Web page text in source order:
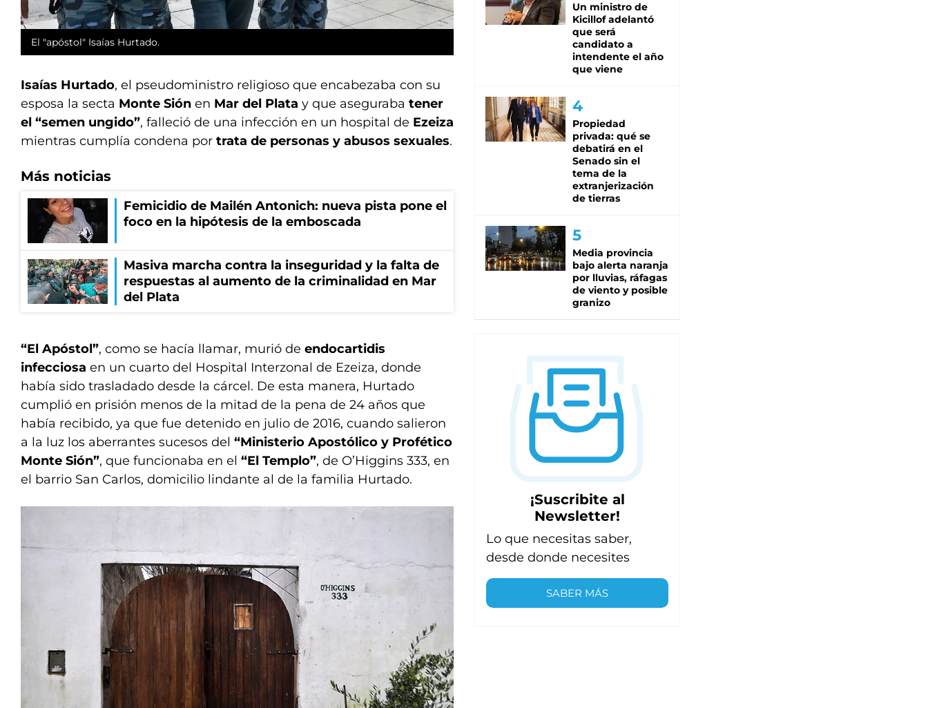
El "apóstol" Isaías Hurtado.
Isaías Hurtado, el pseudoministro religioso que encabezaba con su
esposa la secta Monte Sión en Mar del Plata y que aseguraba tener
el “semen ungido”, falleció de una infección en un hospital de Ezeiza
mientras cumplía condena por trata de personas y abusos sexuales.
Más noticias
Femicidio de Mailén Antonich: nueva pista pone el
foco en la hipótesis de la emboscada
Masiva marcha contra la inseguridad y la falta de
respuestas al aumento de la criminalidad en Mar
del Plata
“El Apóstol”, como se hacía llamar, murió de endocartidis
infecciosa en un cuarto del Hospital Interzonal de Ezeiza, donde
había sido trasladado desde la cárcel. De esta manera, Hurtado
cumplió en prisión menos de la mitad de la pena de 24 años que
había recibido, ya que fue detenido en julio de 2016, cuando salieron
a la luz los aberrantes sucesos del “Ministerio Apostólico y Profético
Monte Sión”, que funcionaba en el “El Templo”, de O’Higgins 333, en
el barrio San Carlos, domicilio lindante al de la familia Hurtado.
Un ministro de
Kicillof adelantó
que será
candidato a
intendente el año
que viene
Propiedad
privada: qué se
debatirá en el
Senado sin el
tema de la
extranjerización
de tierras
Media provincia
bajo alerta naranja
por lluvias, ráfagas
de viento y posible
granizo
¡Suscribite al
Newsletter!
Lo que necesitas saber,
desde donde necesites
SABER MÁS